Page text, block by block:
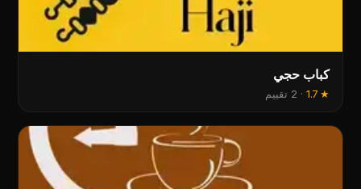
کباب حجي
★
1.7
· 2 تقييم